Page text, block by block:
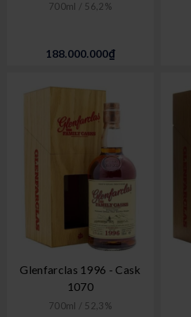
700ml / 56,2%
188.000.000₫
Glenfarclas 1996 - Cask
1070
700ml / 52,3%